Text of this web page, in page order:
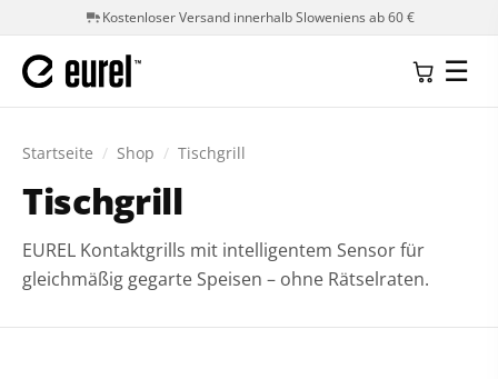
Kostenloser Versand innerhalb Sloweniens ab 60 €
☰
Startseite / Shop / Tischgrill
Tischgrill
EUREL Kontaktgrills mit intelligentem Sensor für
gleichmäßig gegarte Speisen – ohne Rätselraten.